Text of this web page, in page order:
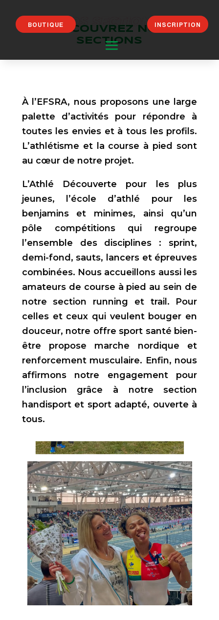
BOUTIQUE INSCRIPTION
NOS SECTIONS
DÉCOUVREZ NOS
SECTIONS
À l’EFSRA, nous proposons une large
palette d’activités pour répondre à
toutes les envies et à tous les profils.
L’athlétisme et la course à pied sont
au cœur de notre projet.
L’Athlé Découverte pour les plus
jeunes, l’école d’athlé pour les
benjamins et minimes, ainsi qu’un
pôle compétitions qui regroupe
l’ensemble des disciplines : sprint,
demi-fond, sauts, lancers et épreuves
combinées. Nous accueillons aussi les
amateurs de course à pied au sein de
notre section running et trail. Pour
celles et ceux qui veulent bouger en
douceur, notre offre sport santé bien-
être propose marche nordique et
renforcement musculaire. Enfin, nous
affirmons notre engagement pour
l’inclusion grâce à notre section
handisport et sport adapté, ouverte à
tous.